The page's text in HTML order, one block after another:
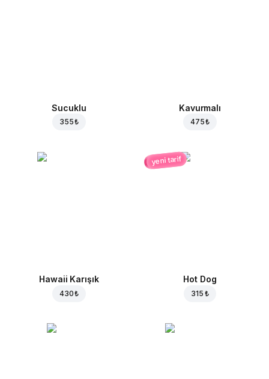
Sucuklu
355 ₺
Kavurmalı
475 ₺
Hawaii Karışık
430 ₺
yeni tarif
Hot Dog
315 ₺